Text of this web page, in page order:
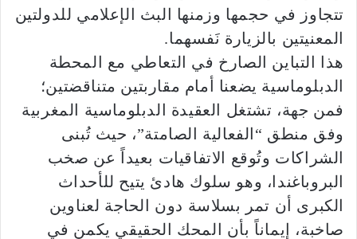
تتجاوز في حجمها وزمنها البث الإعلامي للدولتين
المعنيتين بالزيارة نَفسهما.
​هذا التباين الصارخ في التعاطي مع المحطة
الدبلوماسية يضعنا أمام مقاربتين متناقضتين؛
فمن جهة، تشتغل العقيدة الدبلوماسية المغربية
وفق منطق “الفعالية الصامتة”، حيث تُبنى
الشراكات وتُوقع الاتفاقيات بعيداً عن صخب
البروباغندا، وهو سلوك هادئ يتيح للأحداث
الكبرى أن تمر بسلاسة دون الحاجة لعناوين
صاخبة، إيماناً بأن المحك الحقيقي يكمن في